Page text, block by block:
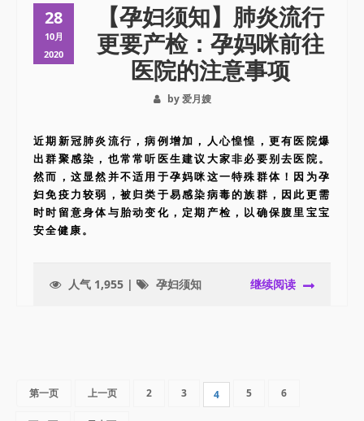
28
10月
2020
【孕妇须知】肺炎流行
更要产检：孕妈咪前往
医院的注意事项
by 爱月嫂
近期新冠肺炎流行，病例增加，人心惶惶，更有医院爆
出群聚感染，也常常听医生建议大家非必要别去医院。
然而，这显然并不适用于孕妈咪这一特殊群体！因为孕
妇免疫力较弱，被归类于易感染病毒的族群，因此更需
时时留意身体与胎动变化，定期产检，以确保腹里宝宝
安全健康。
人气 1,955 | 孕妇须知 继续阅读
第一页 上一页 2 3 4 5 6